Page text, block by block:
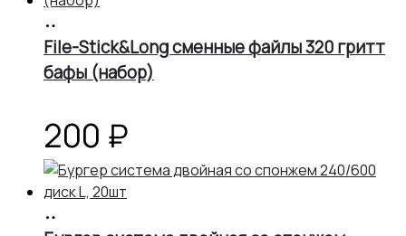
корзину
File-Stick&Long сменные файлы 320 гритт
бафы (набор)
200 ₽